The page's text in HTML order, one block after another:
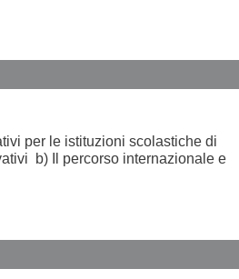
per le istituzioni scolastiche di
b) Il percorso internazionale e